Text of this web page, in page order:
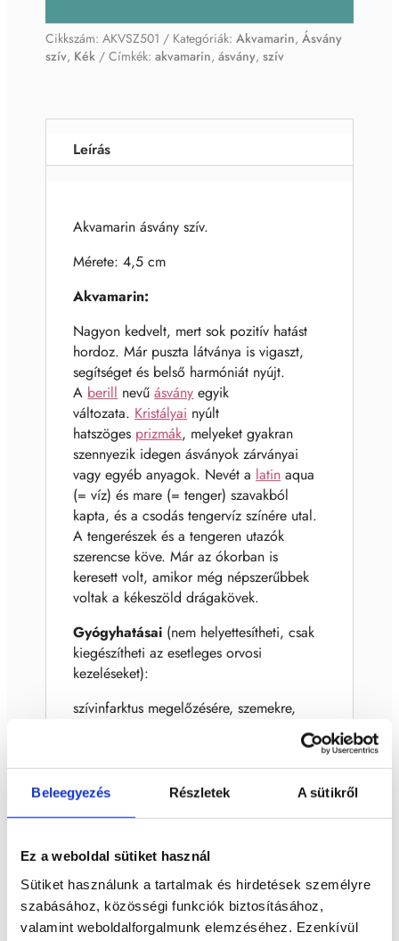
Beleegyezés Részletek A sütikről
Ez a weboldal sütiket használ
Sütiket használunk a tartalmak és hirdetések személyre
szabásához, közösségi funkciók biztosításához,
valamint weboldalforgalmunk elemzéséhez. Ezenkívül
Cikkszám:AKVSZ501 Kategóriák:Akvamarin,Ásvány
szív, Kék Címkék:akvamarin,ásvány,szív
Leírás
Akvamarin ásvány szív.
Mérete: 4,5 cm
Akvamarin:
Nagyon kedvelt, mert sok pozitív hatást
hordoz. Már puszta látványa is vigaszt,
segítséget és belső harmóniát nyújt.
A berill nevűásvány egyik
változata. Kristályai nyúlt
hatszöges prizmák, melyeket gyakran
szennyezik idegen ásványok zárványai
vagy egyéb anyagok. Nevét a latin aqua
(= víz) és mare (= tenger) szavakból
kapta, és a csodás tengervíz színére utal.
A tengerészek és a tengeren utazók
szerencse köve. Már az ókorban is
keresett volt, amikor még népszerűbbek
voltak a kékeszöld drágakövek.
Gyógyhatásai (nem helyettesítheti, csak
kiegészítheti az esetleges orvosi
kezeléseket):
szívinfarktus megelőzésére, szemekre,
bronchitisre, állkapocsra, gyulladásokra,
anyagcsere problémákra.
Lelki hatásai:
bátorságot ad, nyugalmat, - békét hoz
Szerkezete: hatszöges oszlopos, prizmás
kristály